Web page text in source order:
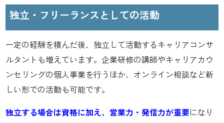
独立・フリーランスとしての活動
一定の経験を積んだ後、独立して活動するキャリアコンサ
ルタントも増えています。企業研修の講師やキャリアカウ
ンセリングの個人事業を行うほか、オンライン相談など新
しい形での活動も可能です。
独立する場合は資格に加え、営業力・発信力が重要になり